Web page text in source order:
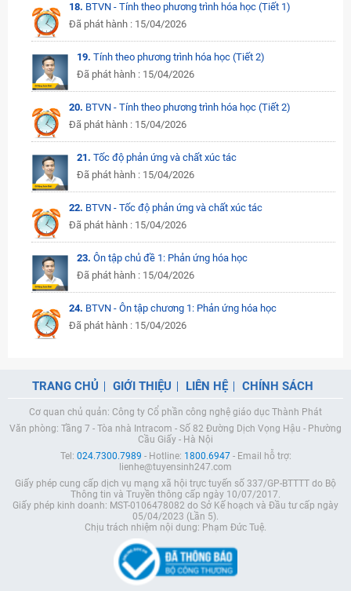
18. BTVN - Tính theo phương trình hóa học (Tiết 1)
Đã phát hành : 15/04/2026
19. Tính theo phương trình hóa học (Tiết 2)
Đã phát hành : 15/04/2026
20. BTVN - Tính theo phương trình hóa học (Tiết 2)
Đã phát hành : 15/04/2026
21. Tốc độ phản ứng và chất xúc tác
Đã phát hành : 15/04/2026
22. BTVN - Tốc độ phản ứng và chất xúc tác
Đã phát hành : 15/04/2026
23. Ôn tập chủ đề 1: Phản ứng hóa học
Đã phát hành : 15/04/2026
24. BTVN - Ôn tập chương 1: Phản ứng hóa học
Đã phát hành : 15/04/2026
TRANG CHỦ GIỚI THIỆU LIÊN HỆ CHÍNH SÁCH
Cơ quan chủ quản: Công ty Cổ phần công nghệ giáo dục Thành Phát
Văn phòng: Tầng 7 - Tòa nhà Intracom - Số 82 Đường Dịch Vọng Hậu - Phường
Cầu Giấy - Hà Nội
Tel: 024.7300.7989 - Hotline: 1800.6947- Email hỗ trợ:
lienhe@tuyensinh247.com
Giấy phép cung cấp dịch vụ mạng xã hội trực tuyến số 337/GP-BTTTT do Bộ
Thông tin và Truyền thông cấp ngày 10/07/2017.
Giấy phép kinh doanh: MST-0106478082 do Sở Kế hoạch và Đầu tư cấp ngày
05/04/2023 (Lần 5).
Chịu trách nhiệm nội dung: Phạm Đức Tuệ.